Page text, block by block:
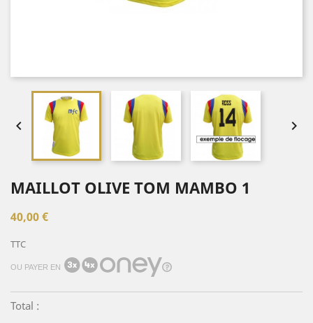
 
MAILLOT OLIVE TOM MAMBO 1
40,00 €
TTC
OU PAYER EN
Total :